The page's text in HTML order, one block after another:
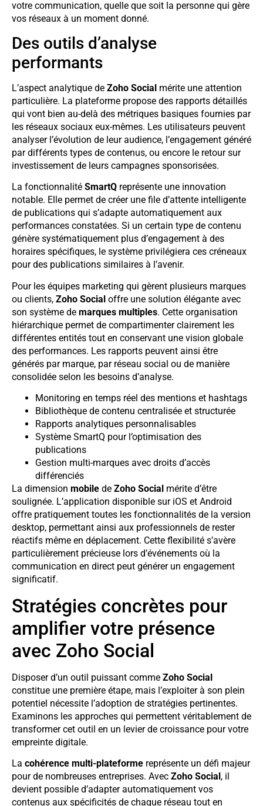
votre communication, quelle que soit la personne qui gère
vos réseaux à un moment donné.
Des outils d’analyse
performants
L’aspect analytique de Zoho Social mérite une attention
particulière. La plateforme propose des rapports détaillés
qui vont bien au-delà des métriques basiques fournies par
les réseaux sociaux eux-mêmes. Les utilisateurs peuvent
analyser l’évolution de leur audience, l’engagement généré
par différents types de contenus, ou encore le retour sur
investissement de leurs campagnes sponsorisées.
La fonctionnalité SmartQ représente une innovation
notable. Elle permet de créer une file d’attente intelligente
de publications qui s’adapte automatiquement aux
performances constatées. Si un certain type de contenu
génère systématiquement plus d’engagement à des
horaires spécifiques, le système privilégiera ces créneaux
pour des publications similaires à l’avenir.
Pour les équipes marketing qui gèrent plusieurs marques
ou clients, Zoho Social offre une solution élégante avec
son système de marques multiples. Cette organisation
hiérarchique permet de compartimenter clairement les
différentes entités tout en conservant une vision globale
des performances. Les rapports peuvent ainsi être
générés par marque, par réseau social ou de manière
consolidée selon les besoins d’analyse.
Monitoring en temps réel des mentions et hashtags
Bibliothèque de contenu centralisée et structurée
Rapports analytiques personnalisables
Système SmartQ pour l’optimisation des
publications
Gestion multi-marques avec droits d’accès
différenciés
La dimension mobile de Zoho Social mérite d’être
soulignée. L’application disponible sur iOS et Android
offre pratiquement toutes les fonctionnalités de la version
desktop, permettant ainsi aux professionnels de rester
réactifs même en déplacement. Cette flexibilité s’avère
particulièrement précieuse lors d’événements où la
communication en direct peut générer un engagement
significatif.
Stratégies concrètes pour
amplifier votre présence
avec Zoho Social
Disposer d’un outil puissant comme Zoho Social
constitue une première étape, mais l’exploiter à son plein
potentiel nécessite l’adoption de stratégies pertinentes.
Examinons les approches qui permettent véritablement de
transformer cet outil en un levier de croissance pour votre
empreinte digitale.
La cohérence multi-plateforme représente un défi majeur
pour de nombreuses entreprises. Avec Zoho Social, il
devient possible d’adapter automatiquement vos
contenus aux spécificités de chaque réseau tout en